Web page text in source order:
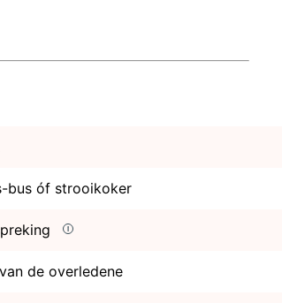
bus óf strooikoker
de overledene